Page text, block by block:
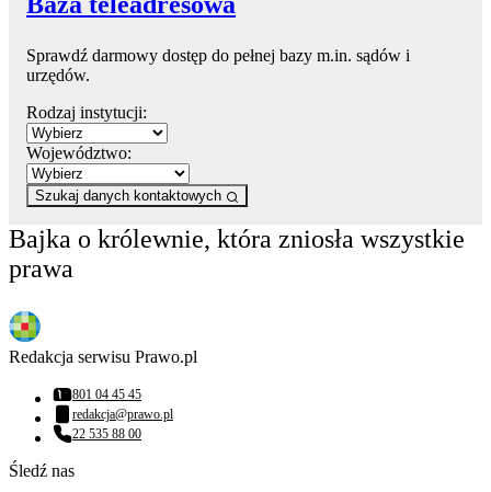
Sprawdź darmowy dostęp do pełnej bazy m.in. sądów i
urzędów.
Rodzaj instytucji:
Województwo:
Szukaj danych kontaktowych
Bajka o królewnie, która zniosła wszystkie
prawa
Redakcja serwisu Prawo.pl
Numer telefonu:
801 04 45 45
Adres email:
redakcja@prawo.pl
Numer telefonu:
22 535 88 00
Śledź nas